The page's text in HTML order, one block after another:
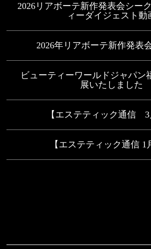
2026リアボーテ新作発表会シー
ィーダイジェスト動
2026年リアボーテ新作発表
ビューティーワールドジャパン
展いたしました
【エステティック通信 3
【エステティック通信 1